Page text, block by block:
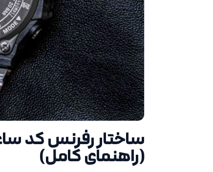
ساختار رفرنس کد
(راهنمای کامل)